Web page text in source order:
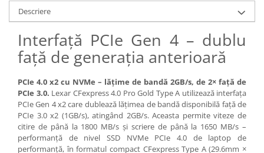
Recordere audio digitale
Acumulatori si baterii
Acumulatori Foto
incarcatoare
Baterii
Incarcatoare acumulatori Foto-
Video
Huse protectie acumulatori foto
Descriere
Interfață PCIe Gen 4 – dublu
față de generația anterioară
PCIe 4.0 x2 cu NVMe – lățime de bandă 2GB/s, de 2× față de
PCIe 3.0. Lexar CFexpress 4.0 Pro Gold Type A utilizează interfața
PCIe Gen 4 x2 care dublează lățimea de bandă disponibilă față de
PCIe 3.0 x2 (1GB/s), atingând 2GB/s. Aceasta permite viteze de
citire de până la 1800 MB/s și scriere de până la 1650 MB/s –
performanță de nivel SSD NVMe PCIe 4.0 de laptop de
performanță, în formatul compact CFexpress Type A (29.6mm ×